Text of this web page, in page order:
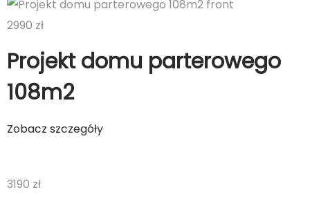
2990 zł
Projekt domu parterowego
108m2
Zobacz szczegóły
3190 zł